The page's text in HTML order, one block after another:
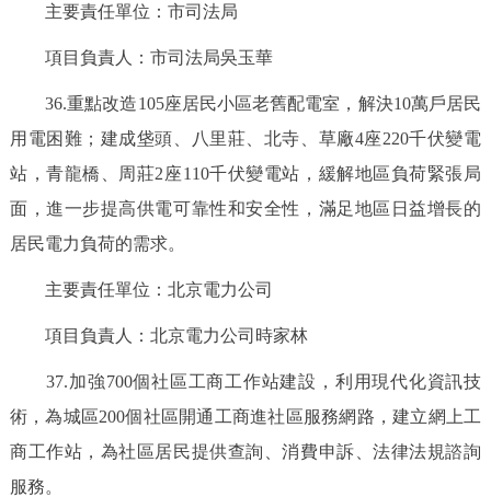
主要責任單位：市司法局
項目負責人：市司法局吳玉華
36.重點改造105座居民小區老舊配電室，解決10萬戶居民
用電困難；建成垡頭、八里莊、北寺、草廠4座220千伏變電
站，青龍橋、周莊2座110千伏變電站，緩解地區負荷緊張局
面，進一步提高供電可靠性和安全性，滿足地區日益增長的
居民電力負荷的需求。
主要責任單位：北京電力公司
項目負責人：北京電力公司時家林
37.加強700個社區工商工作站建設，利用現代化資訊技
術，為城區200個社區開通工商進社區服務網路，建立網上工
商工作站，為社區居民提供查詢、消費申訴、法律法規諮詢
服務。